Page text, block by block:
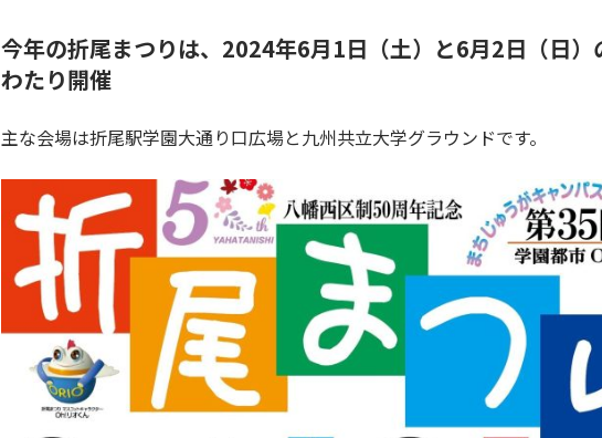
今年の折尾まつりは、2024年6月1日（土）と6月2日（日）
わたり開催
主な会場は折尾駅学園大通り口広場と九州共立大学グラウンドです。